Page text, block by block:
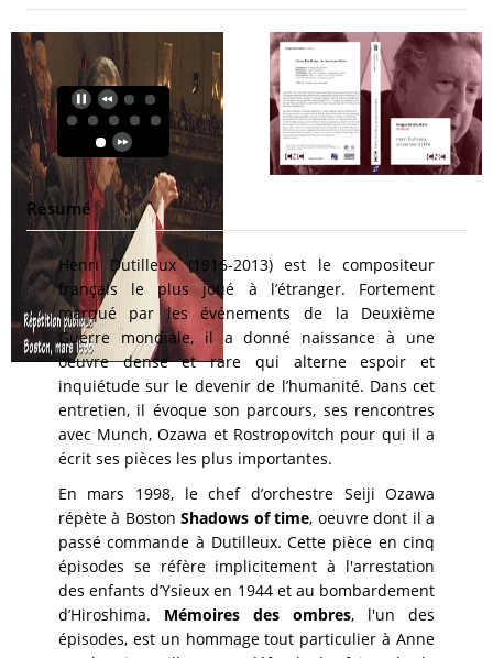
Résumé
Henri Dutilleux (1916-2013) est le compositeur
français le plus joué à l’étranger. Fortement
marqué par les événements de la Deuxième
Guerre mondiale, il a donné naissance à une
oeuvre dense et rare qui alterne espoir et
inquiétude sur le devenir de l’humanité. Dans cet
entretien, il évoque son parcours, ses rencontres
avec Munch, Ozawa et Rostropovitch pour qui il a
écrit ses pièces les plus importantes.
En mars 1998, le chef d’orchestre Seiji Ozawa
répète à BostonShadows of time, oeuvre dont il a
passé commande à Dutilleux. Cette pièce en cinq
épisodes se réfère implicitement à l'arrestation
des enfants d’Ysieux en 1944 et au bombardement
d’Hiroshima. Mémoires des ombres, l'un des
épisodes, est un hommage tout particulier à Anne